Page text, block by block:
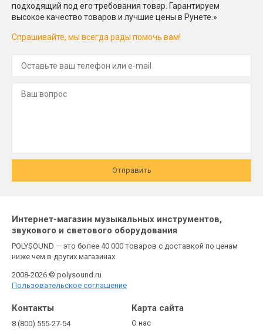
подходящий под его требования товар. Гарантируем
высокое качество товаров и лучшие цены в Рунете.»
Спрашивайте, мы всегда рады помочь вам!
Отправить
Интернет-магазин музыкальных инструментов,
звукового и светового оборудования
POLYSOUND — это более 40 000 товаров с доставкой по ценам
ниже чем в других магазинах
2008-2026 © polysound.ru
Пользовательское соглашение
Контакты
8 (800) 555-27-54
Карта сайта
О нас